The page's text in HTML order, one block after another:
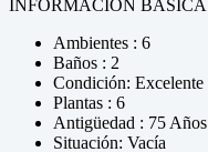
INFORMACIÓN BÁSICA
Ambientes : 6
Baños : 2
Condición: Excelente
Plantas : 6
Antigüedad : 75 Años
Situación: Vacía